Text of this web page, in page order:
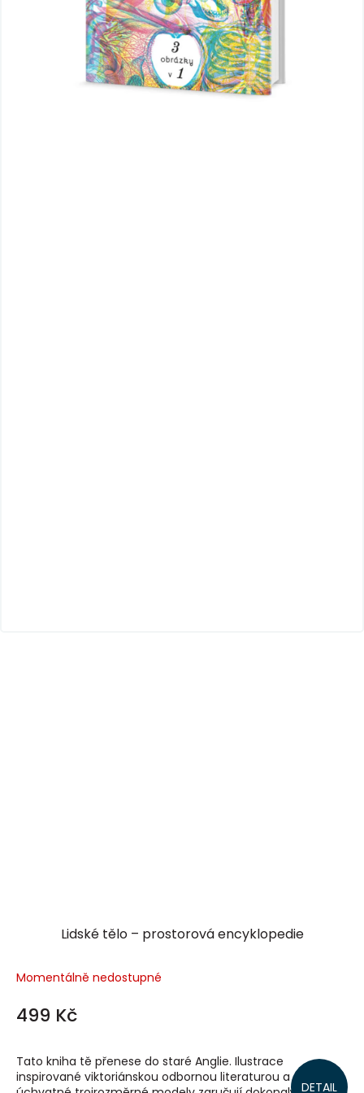
Lidské tělo – prostorová encyklopedie
Momentálně nedostupné
499 Kč
DETAIL
Tato kniha tě přenese do staré Anglie. Ilustrace
inspirované viktoriánskou odbornou literaturou a